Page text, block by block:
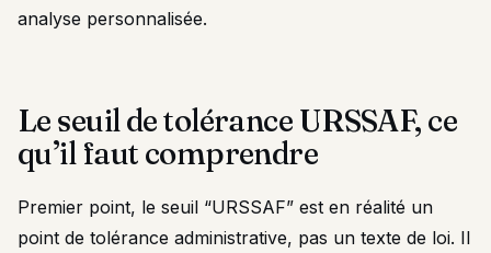
analyse personnalisée.
Le seuil de tolérance URSSAF, ce
qu’il faut comprendre
Premier point, le seuil “URSSAF” est en réalité un
point de tolérance administrative, pas un texte de loi. Il